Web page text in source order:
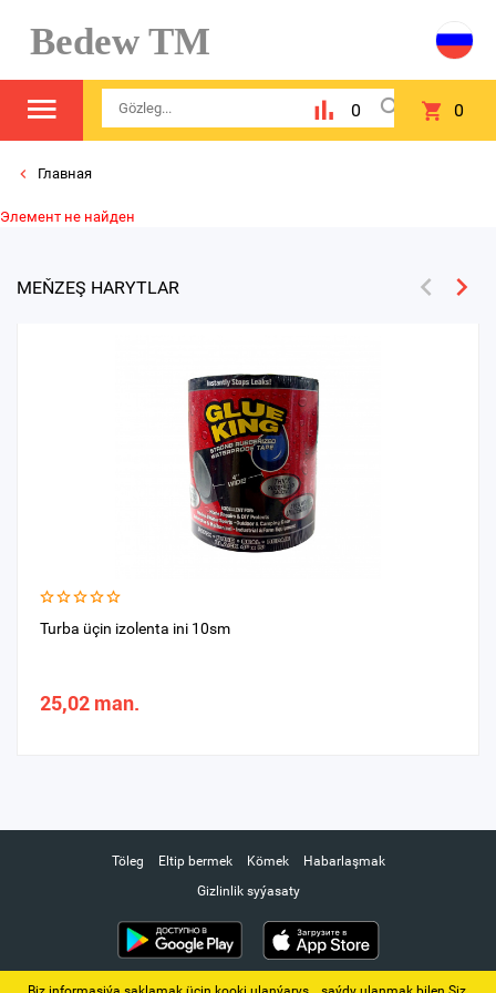
Bedew TM
0 0
Главная
Элемент не найден
MEŇZEŞ HARYTLAR
Turba üçin izolenta ini 10sm
25,02 man.
Töleg Eltip bermek Kömek
Habarlaşmak
Gizlinlik syýasaty